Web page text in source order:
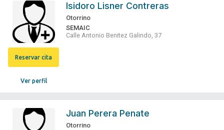
Ver perfil
Reservar cita
Isidoro Lisner Contreras
Otorrino
SEMAIC
Calle Antonio Benitez Galindo, 37
Juan Perera Penate
Otorrino